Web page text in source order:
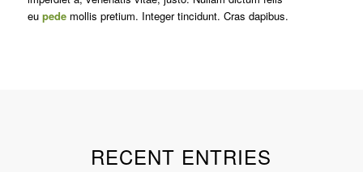
eu pedemollis pretium. Integer tincidunt. Cras dapibus.
RECENT ENTRIES